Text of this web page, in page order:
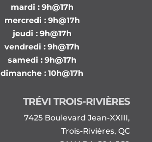
mardi : 9h@17h
mercredi : 9h@17h
jeudi : 9h@17h
vendredi : 9h@17h
samedi : 9h@17h
dimanche : 10h@17h
TRÉVI TROIS-RIVIÈRES
7425 Boulevard Jean-XXIII,
Trois-Rivières, QC